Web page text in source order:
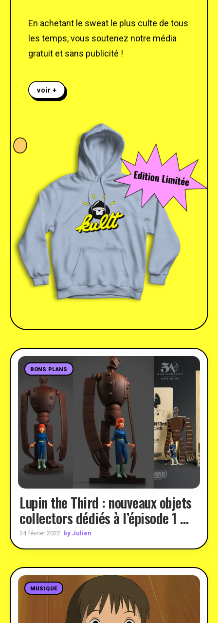
En achetant le sweat le plus culte de tous
les temps, vous soutenez notre média
gratuit et sans publicité !
voir +
BONS PLANS
Lupin the Third : nouveaux objets
collectors dédiés à l’épisode 1 …
24 février 2022 by Julien
MUSIQUE